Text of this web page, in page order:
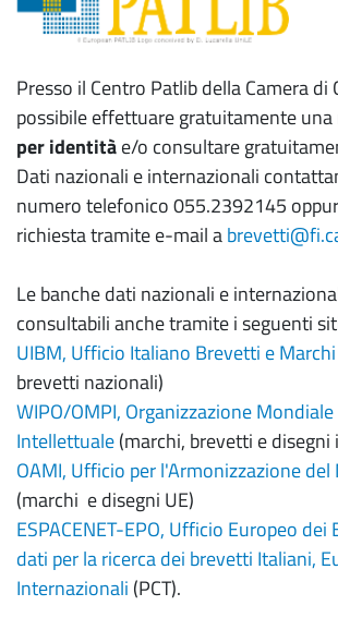
Presso il Centro Patlib della Camera di
possibile effettuare gratuitamente una
per identitàe/o consultare
Dati nazionali e internazionali
numero telefonico 055.2392145
richiesta tramite e-mail a
Le banche dati nazionali e
consultabili anche tramite i seguenti
UIBM, Ufficio Italiano Brevetti e Marchi
brevetti nazionali)
WIPO/OMPI, Organizzazione
Intellettuale(marchi, brevetti e
OAMI, Ufficio per l'Armonizzazione
(marchi e disegni UE)
ESPACENET-EPO, Ufficio Europeo
dati per la ricerca dei brevetti Italiani,
Internazionali (PCT).